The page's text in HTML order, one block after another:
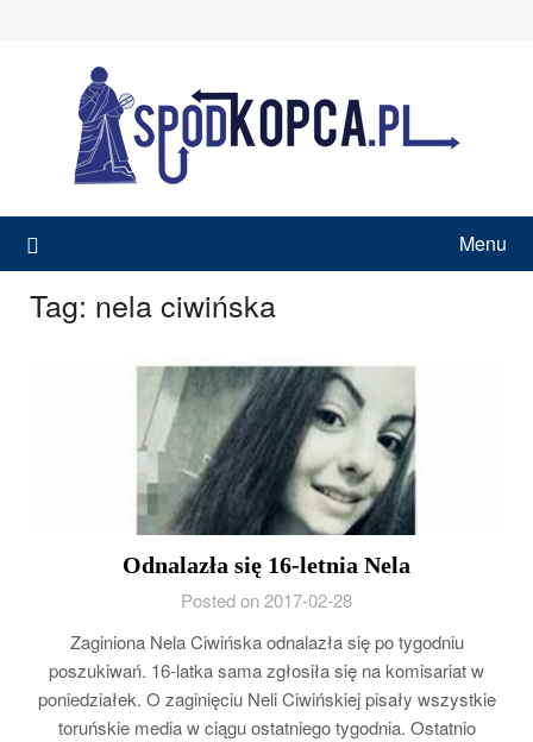
Menu
Tag: nela ciwińska
Odnalazła się 16-letnia Nela
Posted on 2017-02-28
Zaginiona Nela Ciwińska odnalazła się po tygodniu
poszukiwań. 16-latka sama zgłosiła się na komisariat w
poniedziałek. O zaginięciu Neli Ciwińskiej pisały wszystkie
toruńskie media w ciągu ostatniego tygodnia. Ostatnio